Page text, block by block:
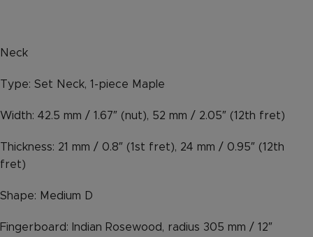
Neck
Type: Set Neck, 1-piece Maple
Width: 42.5 mm / 1.67″ (nut), 52 mm / 2.05″ (12th fret)
Thickness: 21 mm / 0.8″ (1st fret), 24 mm / 0.95″ (12th
fret)
Shape: Medium D
Fingerboard: Indian Rosewood, radius 305 mm / 12″